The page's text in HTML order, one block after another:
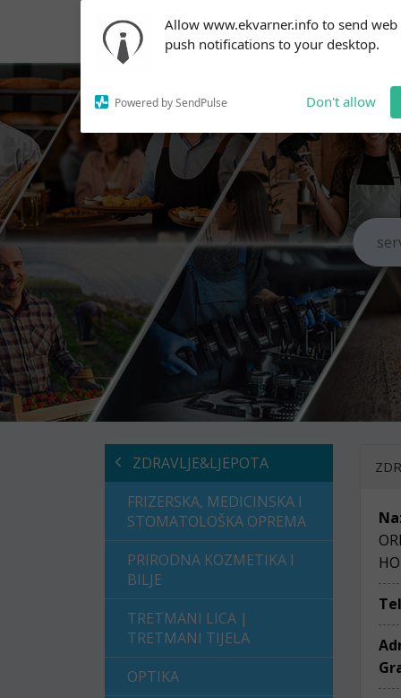
Allow www.ekvarner.info to send web
push notifications to your desktop.
Powered by SendPulse Don't allow
notifications!
To enable permission prompts, click
on the notification icon
ZDRAVLJE&LJEPOTA
FRIZERSKA, MEDICINSKA I
STOMATOLOŠKA OPREMA
PRIRODNA KOZMETIKA I
BILJE
TRETMANI LICA |
TRETMANI TIJELA
OPTIKA